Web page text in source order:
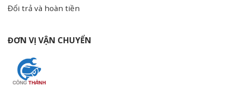
Đổi trả và hoàn tiền
ĐƠN VỊ VẬN CHUYỂN